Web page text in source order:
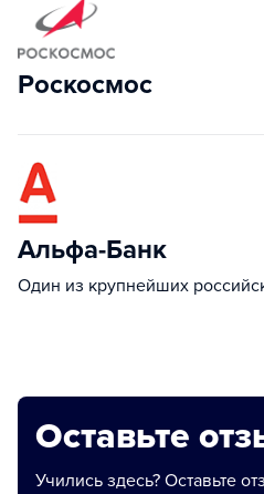
Роскосмос
Альфа-Банк
Один из крупнейших
Оставьте
Учились здесь? Оставьте